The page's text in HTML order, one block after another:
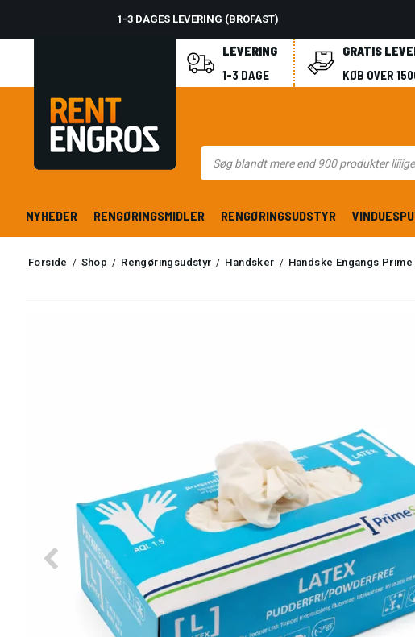
1-3 DAGES LEVERING (BROFAST)
LEVERING
1-3 DAGE
GRATIS
KØB OVER
NYHEDER RENGØRINGSMIDLER RENGØRINGSUDSTYR
Forside / Shop / Rengøringsudstyr / Handsker / Handske Engangs